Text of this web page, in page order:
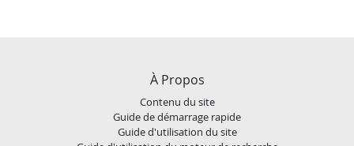
À Propos
Contenu du site
Guide de démarrage rapide
Guide d'utilisation du site